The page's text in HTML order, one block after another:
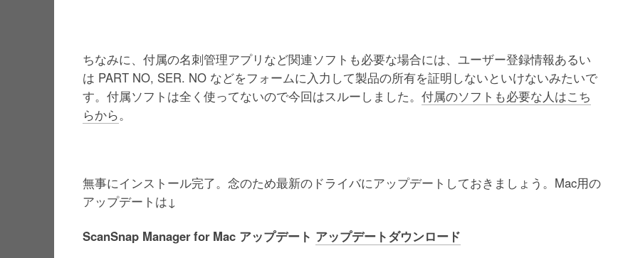
ちなみに、付属の名刺管理アプリなど関連ソフトも必要な場合には、ユーザー登録情報あるい
は PART NO, SER. NO などをフォームに入力して製品の所有を証明しないといけないみたいで
す。付属ソフトは全く使ってないので今回はスルーしました。 付属のソフトも必要な人はこち
らから。
無事にインストール完了。念のため最新のドライバにアップデートしておきましょう。Mac用の
アップデートは↓
ScanSnap Manager for Mac アップデート アップデートダウンロード